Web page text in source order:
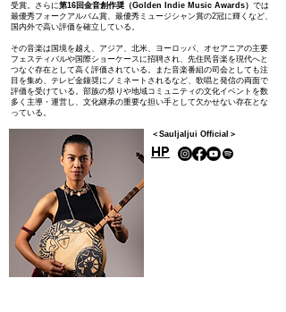
受賞。さらに第16回金音創作奨（Golden Indie Music Awards） では
最優秀フォークアルバム賞、最優秀ミュージシャン賞の2冠に輝くなど、
国内外で高い評価を確立している。
その音楽は国境を越え、アジア、北米、ヨーロッパ、オセアニアの主要
フェスティバルや国際ショーケースに招聘され、先住民音楽を現代へと
つなぐ存在として高く評価されている。また音楽番組の司会としても注
目を集め、テレビ金鐘奨にノミネートされるなど、歌唱と発信の両面で
評価を受けている。部族の祭りや地域コミュニティの文化イベントを数
多く主導・運営し、文化継承の重要な担い手として欠かせない存在とな
っている。
＜Sauljaljui Official＞
HP